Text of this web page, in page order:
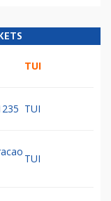
TUI
TUI
TUI